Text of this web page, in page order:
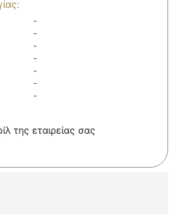
-
-
-
-
-
-
-
της εταιρείας σας